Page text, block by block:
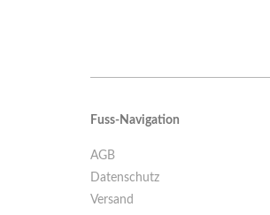
Fuss-Navigation
AGB
Datenschutz
Versand